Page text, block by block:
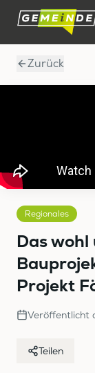
Zurück
Regionales
Das
Projekt
Veröffentlicht
Teilen